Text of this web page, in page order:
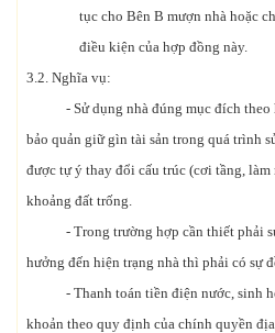
tục cho Bên B mượn nhà hoặc
điều kiện của hợp đồng này.
3.2. Nghĩa vụ:
- Sử dụng nhà đúng mục đích theo
bảo quản giữ gìn tài sản trong quá trình
được tự ý thay đổi cấu trúc (cơi tầng,
khoảng đất trống.
- Trong trường hợp cần thiết phải
hưởng đến hiện trạng nhà thì phải có sự
- Thanh toán tiền điện nước, sinh
khoản theo quy định của chính quyền